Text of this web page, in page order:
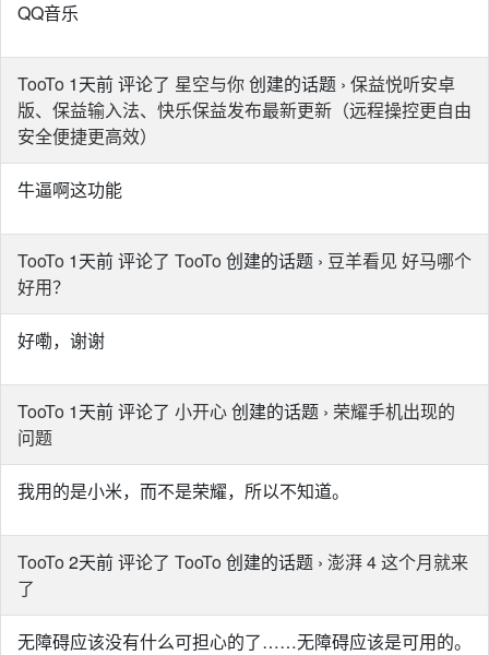
QQ音乐
TooTo 1天前 评论了 星空与你创建的话题 › 保益悦听安卓
版、保益输入法、快乐保益发布最新更新（远程操控更自由
安全便捷更高效）
牛逼啊这功能
TooTo 1天前 评论了 TooTo 创建的话题 › 豆羊看见 好马哪个
好用？
好嘞，谢谢
TooTo 1天前 评论了 小开心创建的话题 › 荣耀手机出现的
问题
我用的是小米，而不是荣耀，所以不知道。
TooTo 2天前 评论了 TooTo 创建的话题 › 澎湃 4 这个月就来
了
无障碍应该没有什么可担心的了……无障碍应该是可用的。